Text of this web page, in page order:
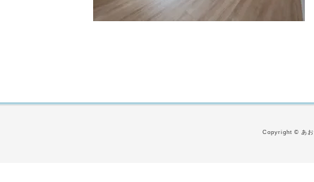
Copyright © あ